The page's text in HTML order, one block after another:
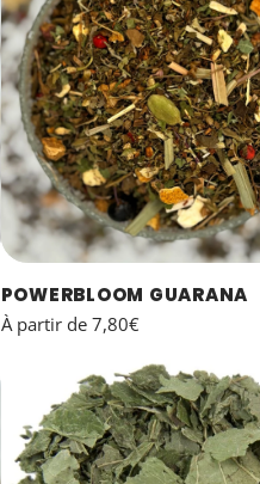
POWERBLOOM GUARANA
À partir de 7,80€